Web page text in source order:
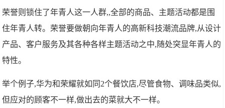
荣誉则锁住了年青人这一人群,,全部的商品、主题活动都是围
住年青人转。荣誉要做朝向年青人的高新科技潮流品牌,从设计
产品、客户服务及其各种各样主题活动之中,随处突显年青人的
特性。
举个例子,华为和荣耀就如同2个餐饮店,尽管食物、调味品类似,
但应对的顾客不一样,做出去的菜就大不一样。